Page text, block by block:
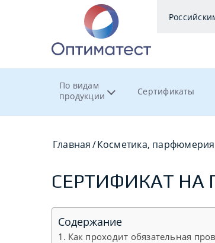
По видам
продукции
Сертификаты
Главная/Косметика, парфюмерия
СЕРТИФИКАТ
Содержание
Как проходит обязательная